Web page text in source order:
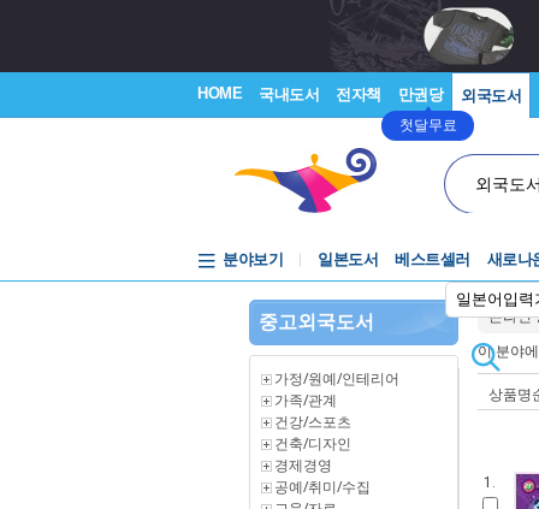
HOME 국내도서 전자책 만권당
첫달무료
외국도서
외국도
일본어입력
분야보기 일본도서 베스트셀러 새로나
중고외국도서
가정/원예/인테리어
가족/관계
건강/스포츠
건축/디자인
경제경영
공예/취미/수집
온라인
이 분야
상품명
1.